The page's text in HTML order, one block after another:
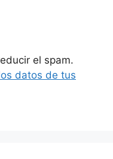
el spam.
datos de tus